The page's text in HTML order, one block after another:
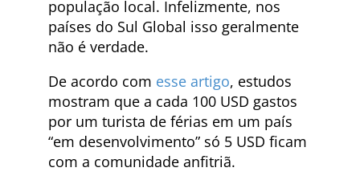
população local. Infelizmente, nos
países do Sul Global isso geralmente
não é verdade.
De acordo com esse artigo, estudos
mostram que a cada 100 USD gastos
por um turista de férias em um país
“em desenvolvimento” só 5 USD ficam
com a comunidade anfitriã.